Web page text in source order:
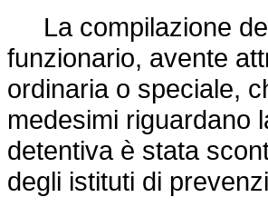
La compilazione
funzionario, avente
ordinaria o speciale,
medesimi riguardano
detentiva è stata
degli istituti di